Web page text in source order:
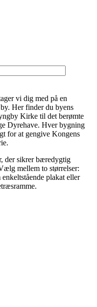
vi dig med på en
Her finder du byens
Kirke til det berømte
Dyrehave. Hver bygning
for at gengive Kongens
der sikrer bæredygtig
mellem to størrelser:
plakat eller